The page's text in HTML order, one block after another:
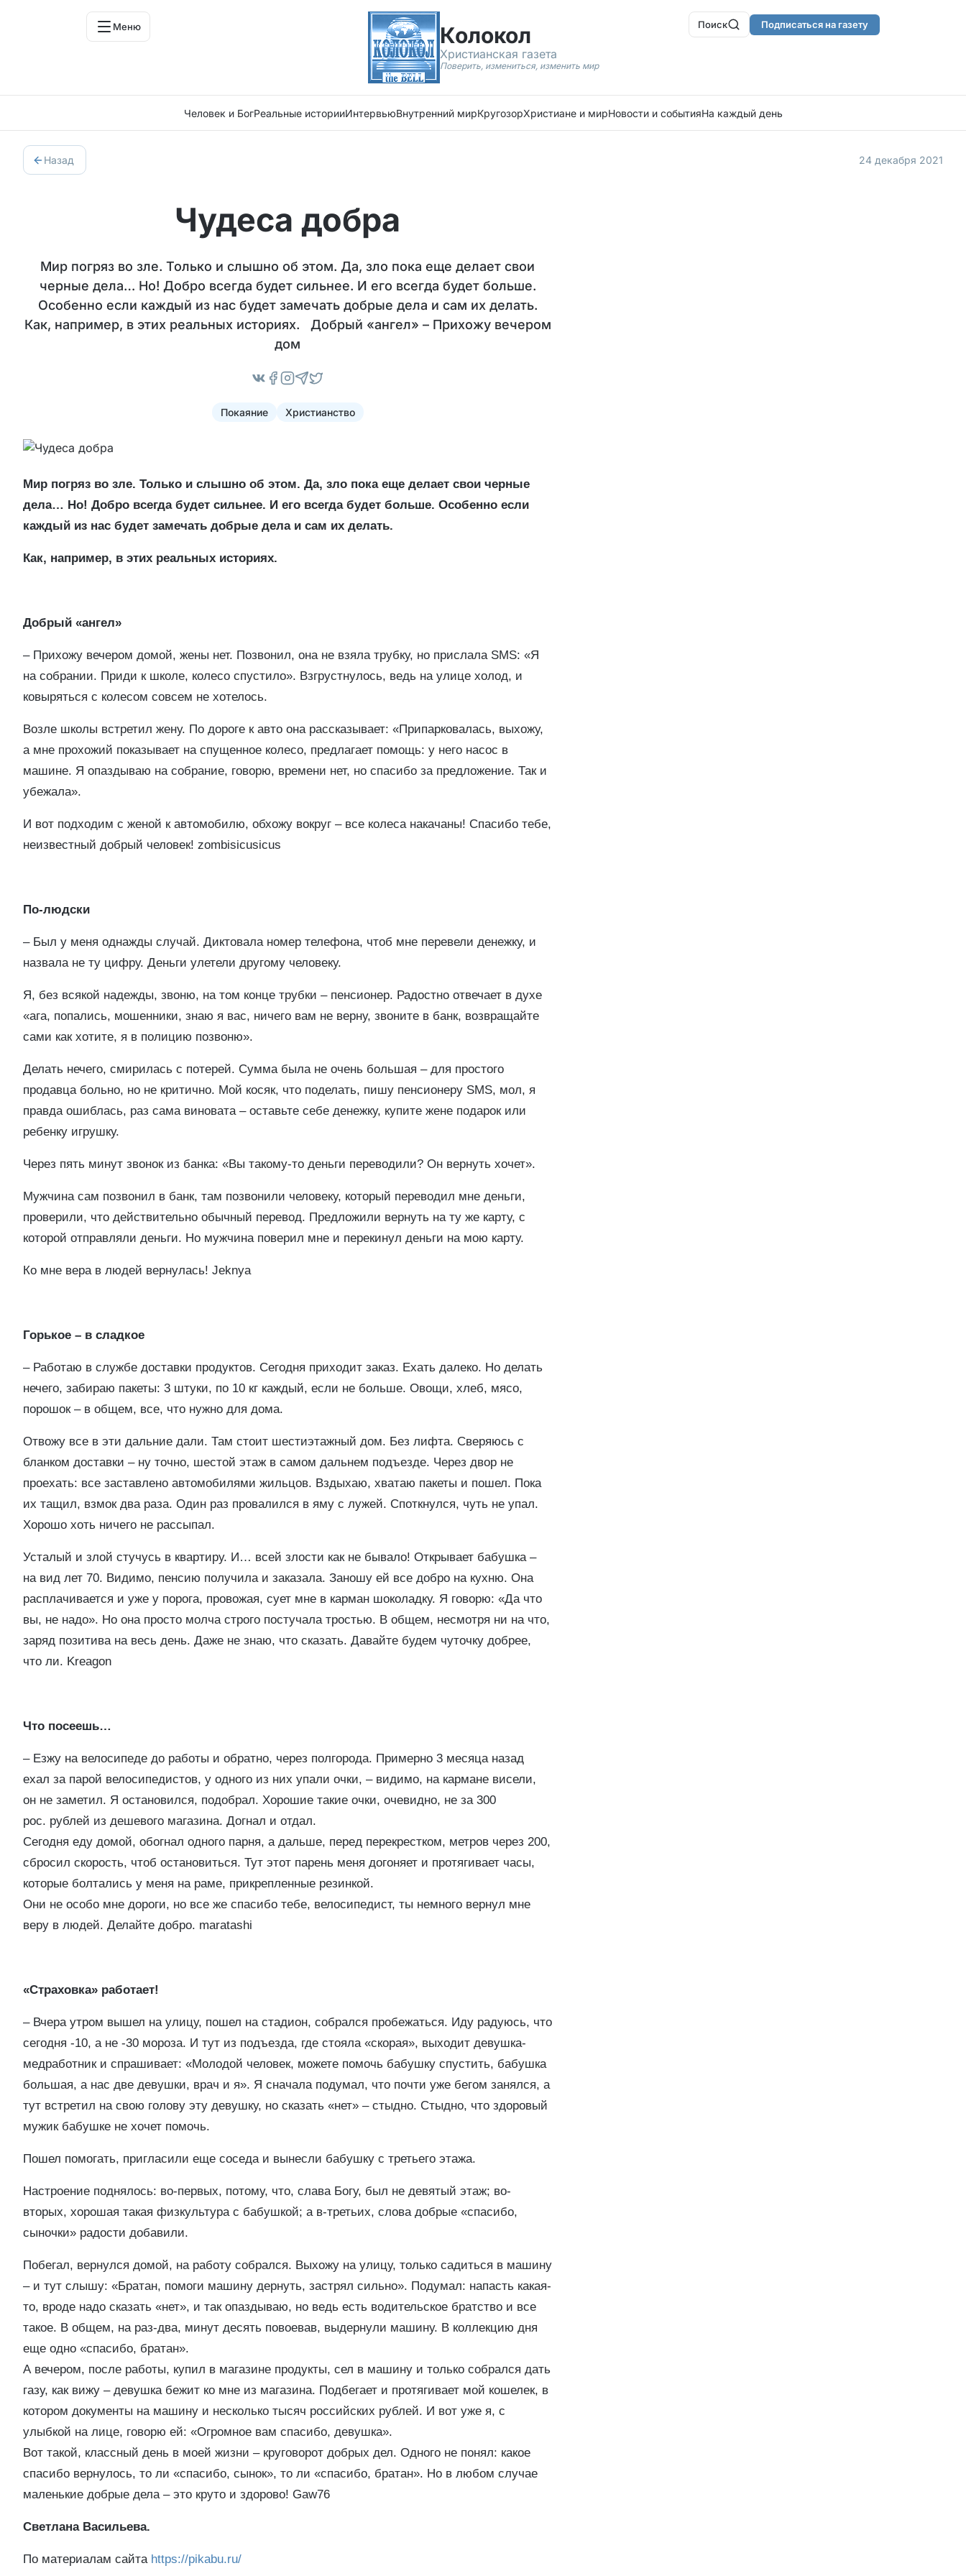
Меню Колокол
Христианская газета
Поверить, измениться, изменить мир
Поиск Подписаться на газету
Человек и БогРеальные историиИнтервьюВнутренний мирКругозорХристиане и мирНовости и событияНа каждый день
Назад 24 декабря 2021
Чудеса добра
Мир погряз во зле. Только и слышно об этом. Да, зло пока еще делает свои
черные дела… Но! Добро всегда будет сильнее. И его всегда будет больше.
Особенно если каждый из нас будет замечать добрые дела и сам их делать.
Как, например, в этих реальных историях. Добрый «ангел» – Прихожу вечером
дом
Покаяние Христианство
Мир погряз во зле. Только и слышно об этом. Да, зло пока еще делает свои черные
дела… Но! Добро всегда будет сильнее. И его всегда будет больше. Особенно если
каждый из нас будет замечать добрые дела и сам их делать.
Как, например, в этих реальных историях.
Добрый «ангел»
– Прихожу вечером домой, жены нет. Позвонил, она не взяла трубку, но прислала SMS: «Я
на собрании. Приди к школе, колесо спустило». Взгрустнулось, ведь на улице холод, и
ковыряться с колесом совсем не хотелось.
Возле школы встретил жену. По дороге к авто она рассказывает: «Припарковалась, выхожу,
а мне прохожий показывает на спущенное колесо, предлагает помощь: у него насос в
машине. Я опаздываю на собрание, говорю, времени нет, но спасибо за предложение. Так и
убежала».
И вот подходим с женой к автомобилю, обхожу вокруг – все колеса накачаны! Спасибо тебе,
неизвестный добрый человек! zombisicusicus
По-людски
– Был у меня однажды случай. Диктовала номер телефона, чтоб мне перевели денежку, и
назвала не ту цифру. Деньги улетели другому человеку.
Я, без всякой надежды, звоню, на том конце трубки – пенсионер. Радостно отвечает в духе
«ага, попались, мошенники, знаю я вас, ничего вам не верну, звоните в банк, возвращайте
сами как хотите, я в полицию позвоню».
Делать нечего, смирилась с потерей. Сумма была не очень большая – для простого
продавца больно, но не критично. Мой косяк, что поделать, пишу пенсионеру SMS, мол, я
правда ошиблась, раз сама виновата – оставьте себе денежку, купите жене подарок или
ребенку игрушку.
Через пять минут звонок из банка: «Вы такому-то деньги переводили? Он вернуть хочет».
Мужчина сам позвонил в банк, там позвонили человеку, который переводил мне деньги,
проверили, что действительно обычный перевод. Предложили вернуть на ту же карту, с
которой отправляли деньги. Но мужчина поверил мне и перекинул деньги на мою карту.
Ко мне вера в людей вернулась! Jeknya
Горькое – в сладкое
– Работаю в службе доставки продуктов. Сегодня приходит заказ. Ехать далеко. Но делать
нечего, забираю пакеты: 3 штуки, по 10 кг каждый, если не больше. Овощи, хлеб, мясо,
порошок – в общем, все, что нужно для дома.
Отвожу все в эти дальние дали. Там стоит шестиэтажный дом. Без лифта. Сверяюсь с
бланком доставки – ну точно, шестой этаж в самом дальнем подъезде. Через двор не
проехать: все заставлено автомобилями жильцов. Вздыхаю, хватаю пакеты и пошел. Пока
их тащил, взмок два раза. Один раз провалился в яму с лужей. Споткнулся, чуть не упал.
Хорошо хоть ничего не рассыпал.
Усталый и злой стучусь в квартиру. И… всей злости как не бывало! Открывает бабушка –
на вид лет 70. Видимо, пенсию получила и заказала. Заношу ей все добро на кухню. Она
расплачивается и уже у порога, провожая, сует мне в карман шоколадку. Я говорю: «Да что
вы, не надо». Но она просто молча строго постучала тростью. В общем, несмотря ни на что,
заряд позитива на весь день. Даже не знаю, что сказать. Давайте будем чуточку добрее,
что ли. Kreagon
Что посеешь…
– Езжу на велосипеде до работы и обратно, через полгорода. Примерно 3 месяца назад
ехал за парой велосипедистов, у одного из них упали очки, – видимо, на кармане висели,
он не заметил. Я остановился, подобрал. Хорошие такие очки, очевидно, не за 300
рос. рублей из дешевого магазина. Догнал и отдал.
Сегодня еду домой, обогнал одного парня, а дальше, перед перекрестком, метров через 200,
сбросил скорость, чтоб остановиться. Тут этот парень меня догоняет и протягивает часы,
которые болтались у меня на раме, прикрепленные резинкой.
Они не особо мне дороги, но все же спасибо тебе, велосипедист, ты немного вернул мне
веру в людей. Делайте добро. maratashi
«Страховка» работает!
– Вчера утром вышел на улицу, пошел на стадион, собрался пробежаться. Иду радуюсь, что
сегодня -10, а не -30 мороза. И тут из подъезда, где стояла «скорая», выходит девушка-
медработник и спрашивает: «Молодой человек, можете помочь бабушку спустить, бабушка
большая, а нас две девушки, врач и я». Я сначала подумал, что почти уже бегом занялся, а
тут встретил на свою голову эту девушку, но сказать «нет» – стыдно. Стыдно, что здоровый
мужик бабушке не хочет помочь.
Пошел помогать, пригласили еще соседа и вынесли бабушку с третьего этажа.
Настроение поднялось: во-первых, потому, что, слава Богу, был не девятый этаж; во-
вторых, хорошая такая физкультура с бабушкой; а в-третьих, слова добрые «спасибо,
сыночки» радости добавили.
Побегал, вернулся домой, на работу собрался. Выхожу на улицу, только садиться в машину
– и тут слышу: «Братан, помоги машину дернуть, застрял сильно». Подумал: напасть какая-
то, вроде надо сказать «нет», и так опаздываю, но ведь есть водительское братство и все
такое. В общем, на раз-два, минут десять повоевав, выдернули машину. В коллекцию дня
еще одно «спасибо, братан».
А вечером, после работы, купил в магазине продукты, сел в машину и только собрался дать
газу, как вижу – девушка бежит ко мне из магазина. Подбегает и протягивает мой кошелек, в
котором документы на машину и несколько тысяч российских рублей. И вот уже я, с
улыбкой на лице, говорю ей: «Огромное вам спасибо, девушка».
Вот такой, классный день в моей жизни – круговорот добрых дел. Одного не понял: какое
спасибо вернулось, то ли «спасибо, сынок», то ли «спасибо, братан». Но в любом случае
маленькие добрые дела – это круто и здорово! Gaw76
Светлана Васильева.
По материалам сайта https://pikabu.ru/